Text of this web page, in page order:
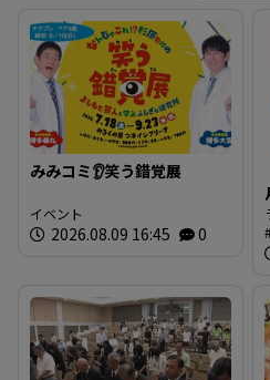
みみコミ👂笑う錯覚展
イベント
2026.08.09 16:45 0